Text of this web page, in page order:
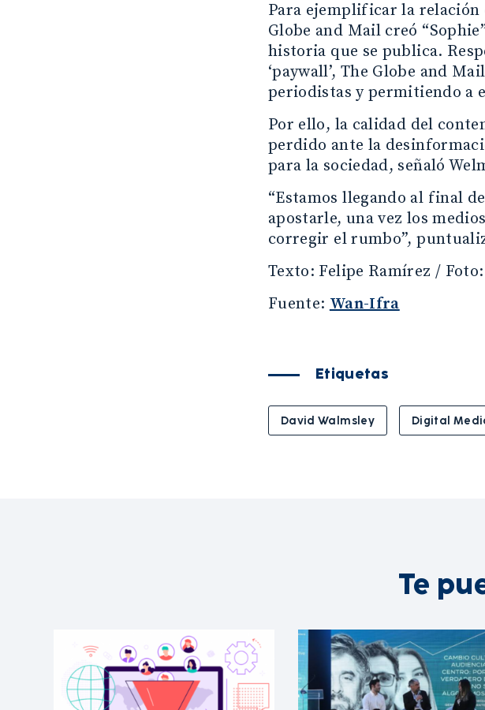
Para ejemplificar la
Globe and Mail creó
historia que se publica.
‘paywall’, The Globe and
periodistas y permitiendo a
Por ello, la calidad del
perdido ante la
para la sociedad, señaló
“Estamos llegando al final
apostarle, una vez los
corregir el rumbo”,
Texto: Felipe Ramírez /
Fuente:Wan-Ifra
Etiquetas
David Walmsley Digital
Te